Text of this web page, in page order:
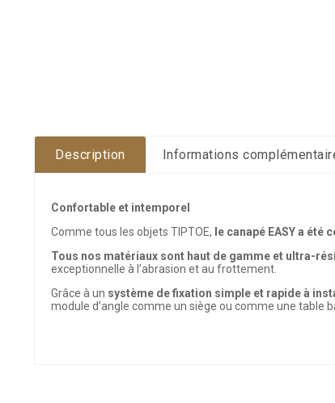
Description Informations
Confortable et intemporel
Comme tous les objets TIPTOE, le canapé EASY a été
Tous nos matériaux sont haut de gamme et ultra-
exceptionnelle à l’abrasion et au frottement.
Grâce à un système de fixation simple et rapide à
module d’angle comme un siège ou comme une table